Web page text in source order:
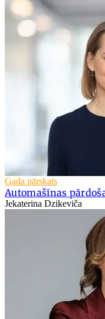
Gada pārskats
Automašīnas
Jekaterina Dzikeviča